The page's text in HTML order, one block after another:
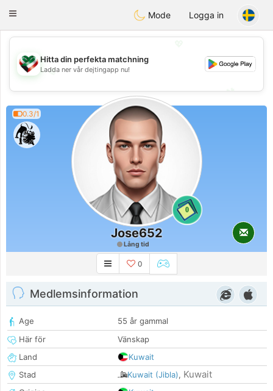
KuwaitChat
Toggle
Mode Logga in
💖
💕
💕
Hitta din perfekta matchning
Ladda ner vår dejtingapp nu!
0.3/1
0
Jose652
Lång tid
0
Medlemsinformation
Age
55 år gammal
Här för
Vänskap
Land
Kuwait
Stad
Kuwait (Jibla), Kuwait